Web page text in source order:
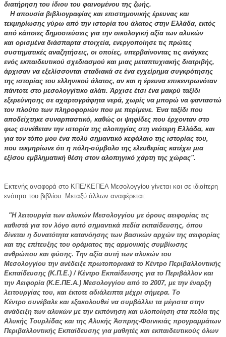
διατήρηση του ίδιου του φαινομένου της ζωής.
Η απουσία βιβλιογραφίας και επιστημονικής έρευνας και
τεκμηρίωσης γύρω από την ιστορία του άλατος στην Ελλάδα, εκτός
από κάποιες δημοσιεύσεις για την οικολογική αξία των αλυκών
και ορισμένα διάσπαρτα στοιχεία, ενεργοποίησε τις πρώτες
συστηματικές αναζητήσεις, οι οποίες, υπερβαίνοντας τις ανάγκες
ενός εκπαιδευτικού σχεδιασμού και μιας μεταπτυχιακής διατριβής,
άρχισαν να εξελίσσονται σταδιακά σε ένα εγχείρημα συγκρότησης
της ιστορίας του ελληνικού άλατος, αν και η έρευνα επικεντρωνόταν
πάντοτε στο μεσολογγίτικο αλάτι. Άρχισε έτσι ένα μακρύ ταξίδι
εξερεύνησης σε αχαρτογράφητα νερά, χωρίς να μπορώ να φανταστώ
τον πλούτο των πληροφοριών που με περίμενε. Ένα ταξίδι που
αποδείχτηκε συναρπαστικό, καθώς οι ψηφίδες που έρχονταν στο
φως συνέθεταν την ιστορία της αλοπηγίας στη νεότερη Ελλάδα, και
για τον τόπο μου ένα πολύ σημαντικό κεφάλαιο της ιστορίας του,
που τεκμηρίωνε ότι η πόλη-σύμβολο της ελευθερίας κατέχει μια
εξίσου εμβληματική θέση στον αλοπηγικό χάρτη της χώρας".
Εκτενής αναφορά στο ΚΠΕ/ΚΕΠΕΑ Μεσολογγίου γίνεται και σε ιδιαίτερη
ενότητα του βιβλίου. Μεταξύ άλλων αναφέρεται:
"Η λειτουργία των αλυκών Μεσολογγίου με όρους αειφορίας τις
καθιστά για τον λόγο αυτό σημαντικά πεδία εκπαίδευσης, όπου
δίνεται η δυνατότητα κατανόησης των βασικών αρχών της αειφορίας
και της επίτευξης του οράματος της αρμονικής συμβίωσης
ανθρώπου και φύσης. Την αξία αυτή των αλυκών του
Μεσολογγίου την ανέδειξε πρωτοποριακά το Κέντρο Περιβαλλοντικής
Εκπαίδευσης (Κ.Π.Ε.) / Κέντρο Εκπαίδευσης για το Περιβάλλον και
την Αειφορία (Κ.Ε.ΠΕ.Α.) Μεσολογγίου από το 2007, με την έναρξη
λειτουργίας του, και έκτοτε αδιάλειπτα μέχρι σήμερα. Το
Κέντρο συνέβαλε και εξακολουθεί να συμβάλλει τα μέγιστα στην
ανάδειξη των αλυκών με την εκπόνηση και υλοποίηση στα πεδία της
Αλυκής Τουρλίδας και της Αλυκής Άσπρης-Φοινικιάς προγραμμάτων
Περιβαλλοντικής Εκπαίδευσης για μαθητές και εκπαιδευτικούς όλων